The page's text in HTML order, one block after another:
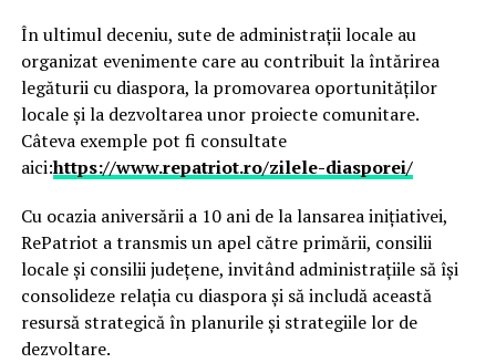
În ultimul deceniu, sute de administrații locale au
organizat evenimente care au contribuit la întărirea
legăturii cu diaspora, la promovarea oportunităților
locale și la dezvoltarea unor proiecte comunitare.
Câteva exemple pot fi consultate
aici:https://www.repatriot.ro/zilele-diasporei/
Cu ocazia aniversării a 10 ani de la lansarea inițiativei,
RePatriot a transmis un apel către primării, consilii
locale și consilii județene, invitând administrațiile să își
consolideze relația cu diaspora și să includă această
resursă strategică în planurile și strategiile lor de
dezvoltare.